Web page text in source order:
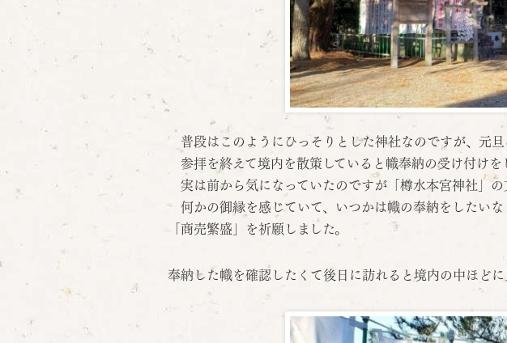
普段はこのようにひっそりとした神社なのですが、元旦
参拝を終えて境内を散策していると幟奉納の受け付けを
実は前から気になっていたのですが「樽水本宮神社」
何かの御縁を感じていて、いつかは幟の奉納をしたいな
「商売繁盛」を祈願しました。
奉納した幟を確認したくて後日に訪れると境内の中ほどに